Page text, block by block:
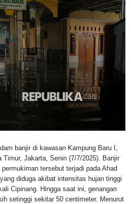
banjir di kawasan Kampung Baru I,
Timur, Jakarta, Senin (7/7/2025). Banjir
tersebut terjadi pada Ahad
diduga akibat intensitas hujan tinggi
Cipinang. Hingga saat ini, genangan
setinggi sekitar 50 centimeter. Menurut